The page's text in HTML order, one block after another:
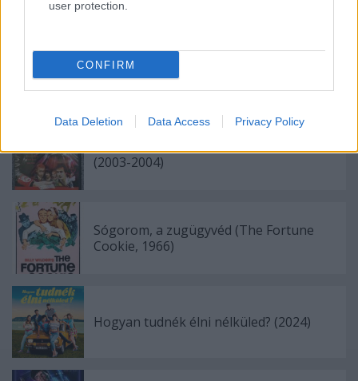
user protection.
CONFIRM
Data Deletion Data Access Privacy Policy
Címkék:paródia vígjáték
(2003-2004)
Sógorom, a zugügyvéd (The Fortune
Cookie, 1966)
Hogyan tudnék élni nélküled? (2024)